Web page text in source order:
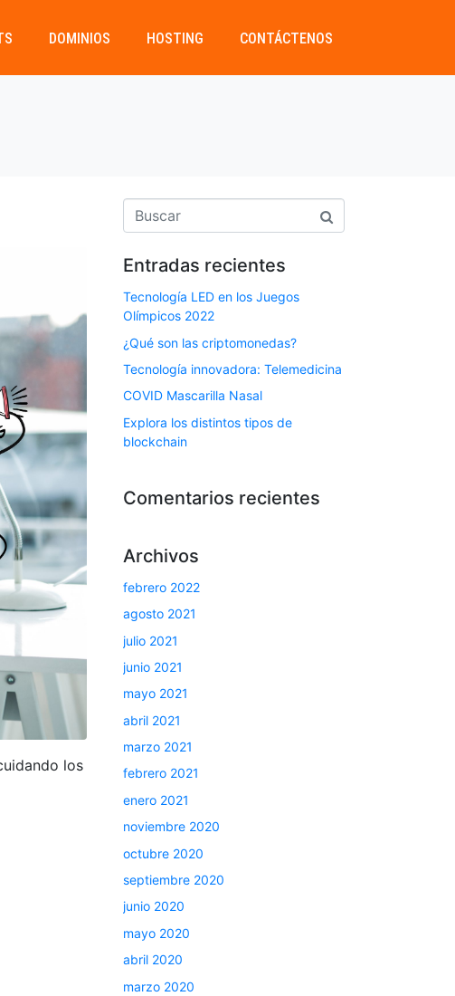
DOMINIOS HOSTING CONTÁCTENOS
los
Entradas recientes
Tecnología LED en los Juegos
Olímpicos 2022
¿Qué son las criptomonedas?
Tecnología innovadora: Telemedicina
COVID Mascarilla Nasal
Explora los distintos tipos de
blockchain
Comentarios recientes
Archivos
febrero 2022
agosto 2021
julio 2021
junio 2021
mayo 2021
abril 2021
marzo 2021
febrero 2021
enero 2021
noviembre 2020
octubre 2020
septiembre 2020
junio 2020
mayo 2020
abril 2020
marzo 2020